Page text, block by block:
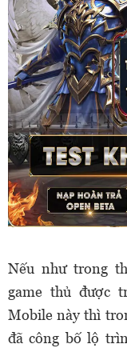
Nếu như trong
game thủ được
Mobile này thì
đã công bố lộ